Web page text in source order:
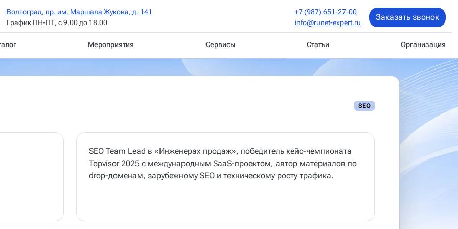
Волгоград, пр. им. Маршала Жукова, д. 141
График ПН-ПТ, с 9.00 до 18.00
+7 (987) 651-27-00
info@runet-expert.ru
Заказать звонок
Мероприятия Сервисы Статьи Организация
SEO
SEO Team Lead в «Инженерах продаж», победитель кейс-чемпионата
Topvisor 2025 с международным SaaS-проектом, автор материалов по
drop-доменам, зарубежному SEO и техническому росту трафика.